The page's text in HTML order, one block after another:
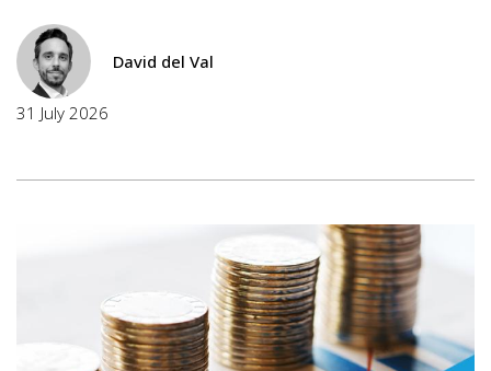
David del Val
31 July 2026